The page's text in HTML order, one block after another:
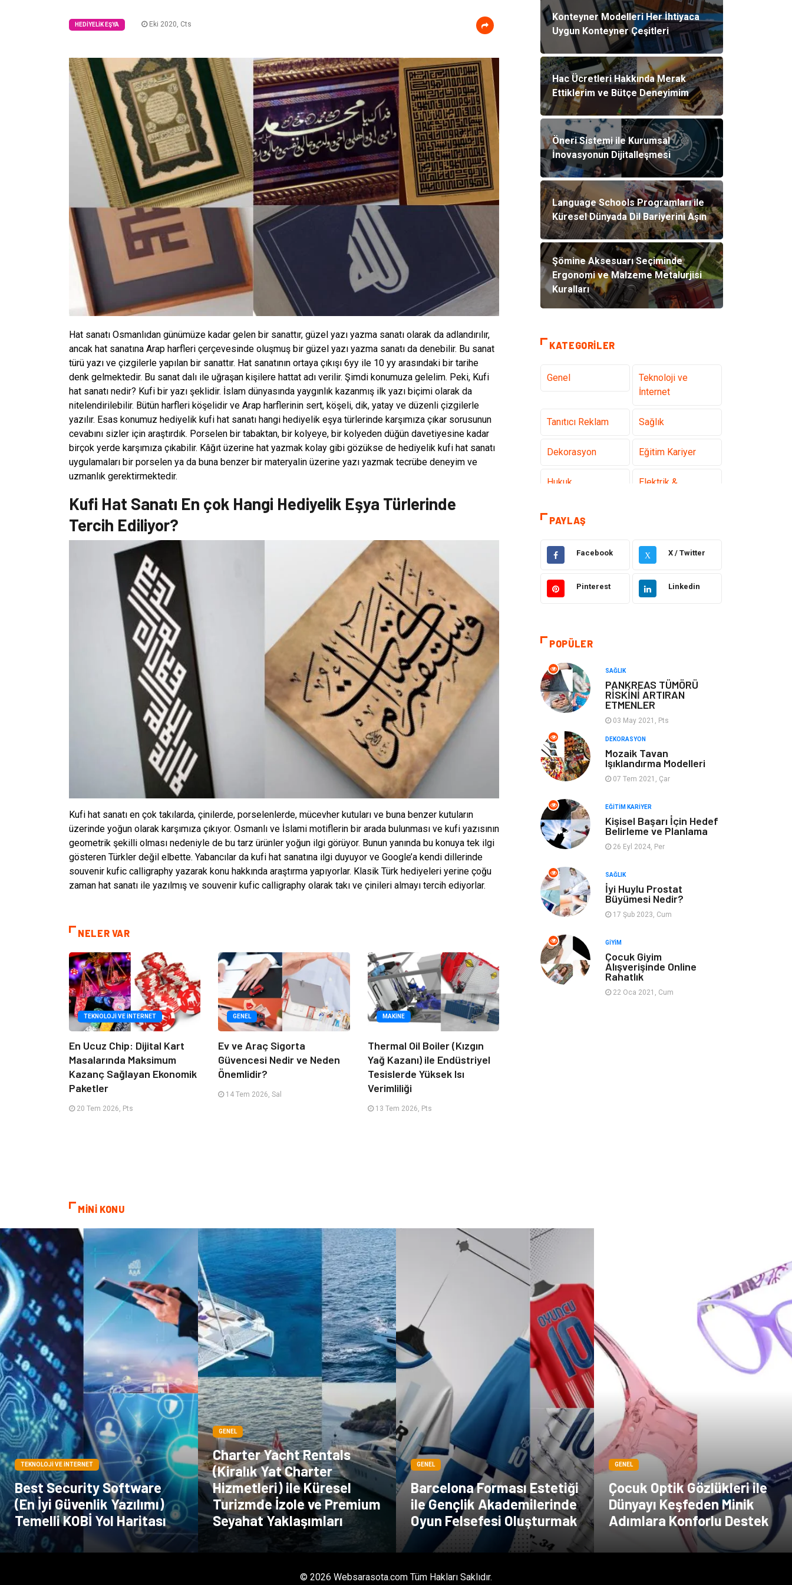
HEDIYELIK EŞYA Eki 2020, Cts
Hat sanatı Osmanlıdan günümüze kadar gelen bir sanattır, güzel yazı yazma sanatı olarak da adlandırılır,
ancak hat sanatına Arap harfleri çerçevesinde oluşmuş bir güzel yazı yazma sanatı da denebilir. Bu sanat
türü yazı ve çizgilerle yapılan bir sanattır. Hat sanatının ortaya çıkışı 6yy ile 10 yy arasındaki bir tarihe
denk gelmektedir. Bu sanat dalı ile uğraşan kişilere hattat adı verilir. Şimdi konumuza gelelim. Peki, Kufi
hat sanatı nedir? Kufi bir yazı şeklidir. İslam dünyasında yaygınlık kazanmış ilk yazı biçimi olarak da
nitelendirilebilir. Bütün harfleri köşelidir ve Arap harflerinin sert, köşeli, dik, yatay ve düzenli çizgilerle
yazılır. Esas konumuz hediyelik kufi hat sanatı hangi hediyelik eşya türlerinde karşımıza çıkar sorusunun
cevabını sizler için araştırdık. Porselen bir tabaktan, bir kolyeye, bir kolyeden düğün davetiyesine kadar
birçok yerde karşımıza çıkabilir. Kâğıt üzerine hat yazmak kolay gibi gözükse de hediyelik kufi hat sanatı
uygulamaları bir porselen ya da buna benzer bir materyalin üzerine yazı yazmak tecrübe deneyim ve
uzmanlık gerektirmektedir.
Kufi Hat Sanatı En çok Hangi Hediyelik Eşya Türlerinde
Tercih Ediliyor?
Kufi hat sanatı en çok takılarda, çinilerde, porselenlerde, mücevher kutuları ve buna benzer kutuların
üzerinde yoğun olarak karşımıza çıkıyor. Osmanlı ve İslami motiflerin bir arada bulunması ve kufi yazısının
geometrik şekilli olması nedeniyle de bu tarz ürünler yoğun ilgi görüyor. Bunun yanında bu konuya tek ilgi
gösteren Türkler değil elbette. Yabancılar da kufi hat sanatına ilgi duyuyor ve Google’a kendi dillerinde
souvenir kufic calligraphy yazarak konu hakkında araştırma yapıyorlar. Klasik Türk hediyeleri yerine çoğu
zaman hat sanatı ile yazılmış ve souvenir kufic calligraphy olarak takı ve çinileri almayı tercih ediyorlar.
NELER VAR
TEKNOLOJI VE İNTERNET
En Ucuz Chip: Dijital Kart
Masalarında Maksimum
Kazanç Sağlayan Ekonomik
Paketler
20 Tem 2026, Pts
GENEL
Ev ve Araç Sigorta
Güvencesi Nedir ve Neden
Önemlidir?
14 Tem 2026, Sal
MAKINE
Thermal Oil Boiler (Kızgın
Yağ Kazanı) ile Endüstriyel
Tesislerde Yüksek Isı
Verimliliği
13 Tem 2026, Pts
Konteyner Modelleri Her İhtiyaca
Uygun Konteyner Çeşitleri
Hac Ücretleri Hakkında Merak
Ettiklerim ve Bütçe Deneyimim
Öneri Sistemi ile Kurumsal
İnovasyonun Dijitalleşmesi
Language Schools Programları ile
Küresel Dünyada Dil Bariyerini Aşın
Şömine Aksesuarı Seçiminde
Ergonomi ve Malzeme Metalurjisi
Kuralları
KATEGORILER
Genel
Teknoloji ve
İnternet
Tanıtıcı Reklam Sağlık
Dekorasyon Eğitim Kariyer
Hukuk
Elektrik &
Giyim
Güzellik Bakım Gıda
Otomotiv Sağlıklı Yaşam
Moda
Anne Çocuk Emlak
Genel Kültür
Mobilya
Gençlik ve
Eğlence
Ev işleri Astroloji
Sigorta Spor Malzemeleri
Bebek Giyim İnternet
Kına Gecesi
Restaurant Gayrimenkul
PAYLAŞ
Facebook X X / Twitter
Pinterest Linkedin
POPÜLER
SAĞLIK
PANKREAS TÜMÖRÜ
RİSKİNİ ARTIRAN
ETMENLER
03 May 2021, Pts
DEKORASYON
Mozaik Tavan
Işıklandırma Modelleri
07 Tem 2021, Çar
EĞITIM KARIYER
Kişisel Başarı İçin Hedef
Belirleme ve Planlama
26 Eyl 2024, Per
SAĞLIK
İyi Huylu Prostat
Büyümesi Nedir?
17 Şub 2023, Cum
GIYIM
Çocuk Giyim
Alışverişinde Online
Rahatlık
22 Oca 2021, Cum
MİNİ KONU
TEKNOLOJI VE İNTERNET
Best Security Software
(En İyi Güvenlik Yazılımı)
Temelli KOBİ Yol Haritası
GENEL
Charter Yacht Rentals
(Kiralık Yat Charter
Hizmetleri) ile Küresel
Turizmde İzole ve Premium
Seyahat Yaklaşımları
GENEL
Barcelona Forması Estetiği
ile Gençlik Akademilerinde
Oyun Felsefesi Oluşturmak
GENEL
Çocuk Optik Gözlükleri ile
Dünyayı Keşfeden Minik
Adımlara Konforlu Destek
© 2026 Websarasota.com Tüm Hakları Saklıdır.